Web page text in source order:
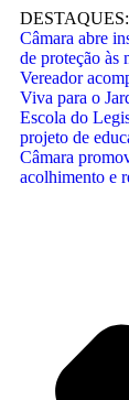
DESTAQUES:
Câmara abre
de proteção às
Vereador
Viva para o
Escola do
projeto de
Câmara
acolhimento e